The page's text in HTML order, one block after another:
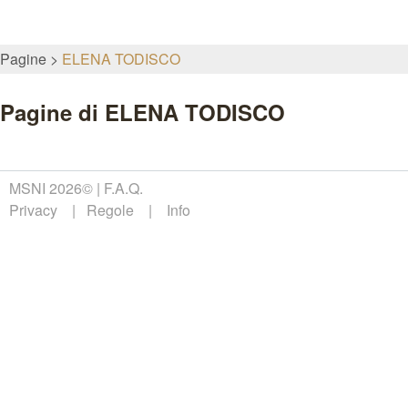
Pagine ELENA TODISCO
Pagine di ELENA TODISCO
MSNI 2026© F.A.Q.
Privacy
Regole Info